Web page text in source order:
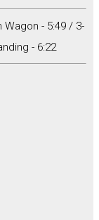
Wagon - 5:49 / 3-
- 6:22